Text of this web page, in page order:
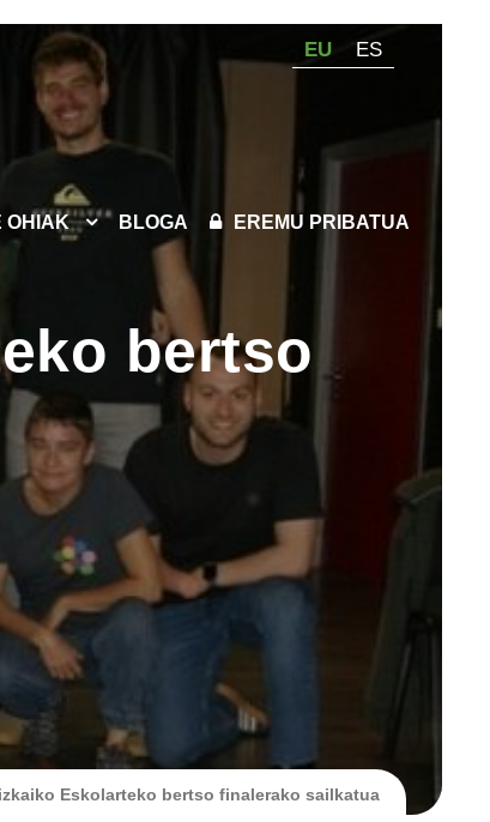
EU ES
OHIAK BLOGA EREMU PRIBATUA
bertso
Eskolarteko bertso finalerako sailkatua